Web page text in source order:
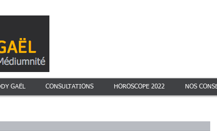
GAËL CONSULTATIONS HOROSCOPE 2022 NOS